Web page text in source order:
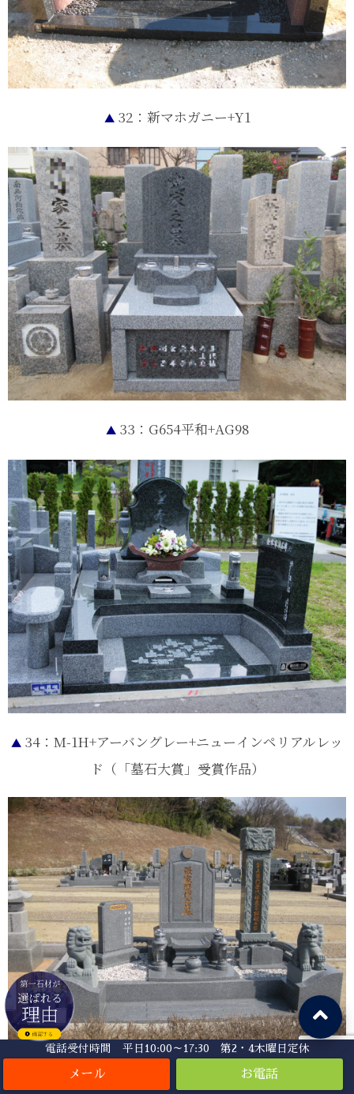
電話受付時間 平日10:00～17:30 第2・4木曜日定休
▲32：新マホガニー+Y1
▲33：G654平和+AG98
▲ 34：M-1H+アーバングレー+ニューインペリアルレッ
ド（「墓石大賞」受賞作品）